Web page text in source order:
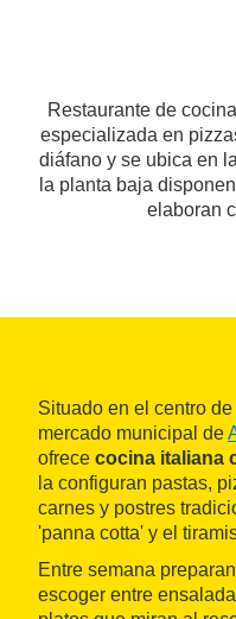
Restaurante de
especializada en
diáfano y se ubica en
la planta baja
elaboran
Situado en el centro
mercado municipal de
ofrece cocina italiana
la configuran pastas,
carnes y postres
'panna cotta' y el
Entre semana
escoger entre